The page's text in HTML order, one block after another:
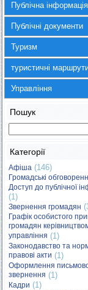
Публічна інформація
Публічні документи
Туризм
туристичні
Управління
Пошук
Категорії
Афіша (146)
Громадські
Доступ до публічної
(1)
Звернення громадян
Графік особистого
громадян
управління (1)
Законодавство та
правові акти (1)
Оформлення
звернення (1)
Кадри (1)